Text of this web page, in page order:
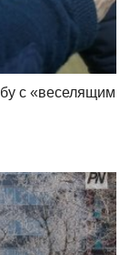
с «веселящим